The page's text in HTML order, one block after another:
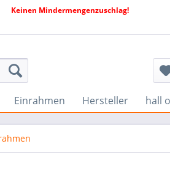
Keinen Mindermengenzuschlag!
Einrahmen Hersteller hall